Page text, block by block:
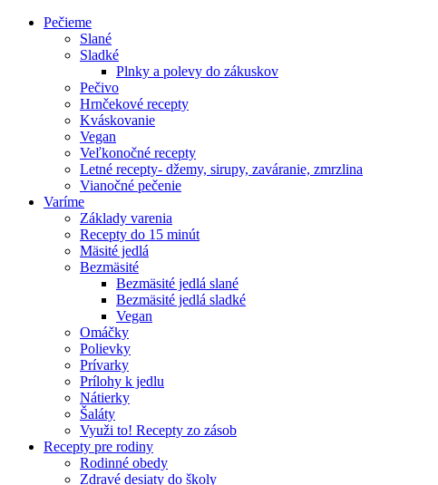
Pečieme
Slané
Sladké
Plnky a polevy do zákuskov
Pečivo
Hrnčekové recepty
Kváskovanie
Vegan
Veľkonočné recepty
Letné recepty- džemy, sirupy, zaváranie, zmrzlina
Vianočné pečenie
Varíme
Základy varenia
Recepty do 15 minút
Mäsité jedlá
Bezmäsité
Bezmäsité jedlá slané
Bezmäsité jedlá sladké
Vegan
Omáčky
Polievky
Prívarky
Prílohy k jedlu
Nátierky
Šaláty
Využi to! Recepty zo zásob
Recepty pre rodiny
Rodinné obedy
Zdravé desiaty do školy